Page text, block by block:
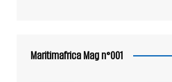
Maritimafrica Mag n°001